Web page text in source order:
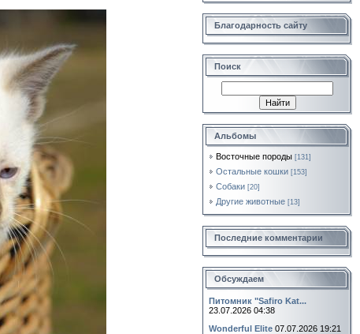
Благодарность сайту
Поиск
Альбомы
Восточные породы [131]
Остальные кошки [153]
Собаки [20]
Другие животные [13]
Последние комментарии
Обсуждаем
Питомник "Safiro Kat...
23.07.2026 04:38
Wonderful Elite 07.07.2026 19:21